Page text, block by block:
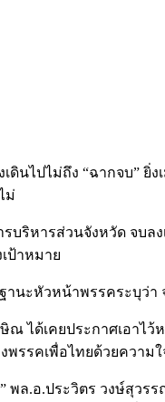
เดินไปไม่ถึง “ฉากจบ”
ม่
บริหารส่วนจังหวัด จบล
ป้าหมาย
นะหัวหน้าพรรคระบุว่
ได้เคยประกาศเอาไ
รรคเพื่อไทยด้วยความใ
พล.อ.ประวิตร วงษ์สุว